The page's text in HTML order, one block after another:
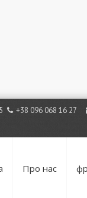
+38 096 068 16 27
Про нас